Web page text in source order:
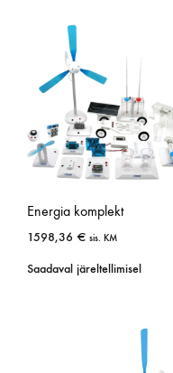
Energia komplekt
1598,36 € sis. KM
Saadaval järeltellimisel